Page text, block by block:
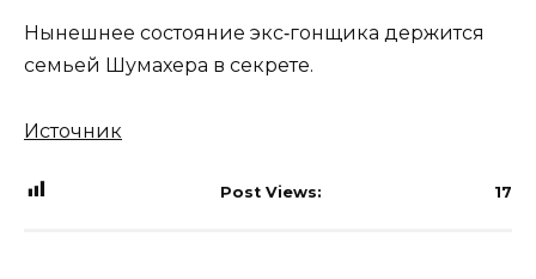
Нынешнее состояние экс‑гонщика держится
семьей Шумахера в секрете.
Источник
Post Views: 17